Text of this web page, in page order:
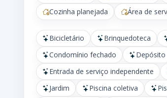
Cozinha planejada
Área de
Bicicletário Brinquedoteca
Condomínio fechado
Depósito
Entrada de serviço independente
Jardim
Piscina coletiva